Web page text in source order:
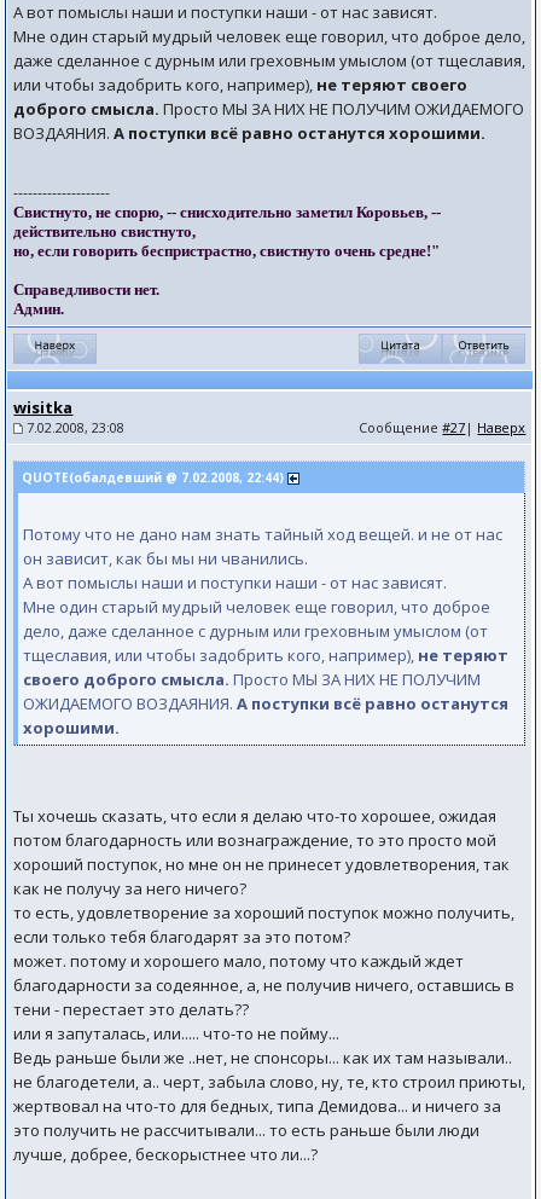
А вот помыслы наши и поступки наши - от нас зависят.
Мне один старый мудрый человек еще говорил, что доброе дело,
даже сделанное с дурным или греховным умыслом (от тщеславия,
или чтобы задобрить кого, например), не теряют своего
доброго смысла.Просто МЫ ЗА НИХ НЕ ПОЛУЧИМ ОЖИДАЕМОГО
ВОЗДАЯНИЯ.А поступки всё равно останутся хорошими.
--------------------
Свистнуто, не спорю, -- снисходительно заметил Коровьев, --
действительно свистнуто,
но, если говорить беспристрастно, свистнуто очень средне!"
Справедливости нет.
Админ.
wisitka
7.02.2008, 23:08 Сообщение#27 | Наверх
QUOTE(обалдевший @ 7.02.2008, 22:44)
Потому что не дано нам знать тайный ход вещей. и не от нас
он зависит, как бы мы ни чванились.
А вот помыслы наши и поступки наши - от нас зависят.
Мне один старый мудрый человек еще говорил, что доброе
дело, даже сделанное с дурным или греховным умыслом (от
тщеславия, или чтобы задобрить кого, например), не теряют
своего доброго смысла.Просто МЫ ЗА НИХ НЕ ПОЛУЧИМ
ОЖИДАЕМОГО ВОЗДАЯНИЯ.А поступки всё равно останутся
хорошими.
Ты хочешь сказать, что если я делаю что-то хорошее, ожидая
потом благодарность или вознаграждение, то это просто мой
хороший поступок, но мне он не принесет удовлетворения, так
как не получу за него ничего?
то есть, удовлетворение за хороший поступок можно получить,
если только тебя благодарят за это потом?
может. потому и хорошего мало, потому что каждый ждет
благодарности за содеянное, а, не получив ничего, оставшись в
тени - перестает это делать??
или я запуталась, или..... что-то не пойму...
Ведь раньше были же ..нет, не спонсоры... как их там называли..
не благодетели, а.. черт, забыла слово, ну, те, кто строил приюты,
жертвовал на что-то для бедных, типа Демидова... и ничего за
это получить не рассчитывали... то есть раньше были люди
лучше, добрее, бескорыстнее что ли...?